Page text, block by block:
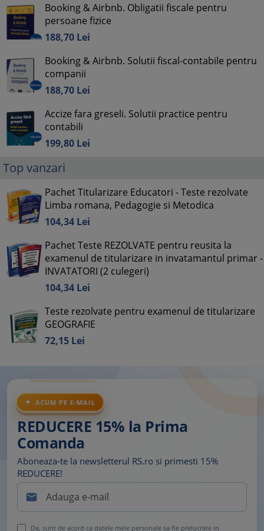
Booking & Airbnb. Obligatii fiscale pentru
persoane fizice
188,70 Lei
Booking & Airbnb. Solutii fiscal-contabile pentru
companii
188,70 Lei
Accize fara greseli. Solutii practice pentru
contabili
199,80 Lei
Top vanzari
Pachet Titularizare Educatori - Teste rezolvate
Limba romana, Pedagogie si Metodica
104,34 Lei
Pachet Teste REZOLVATE pentru reusita la
examenul de titularizare in invatamantul primar -
INVATATORI (2 culegeri)
104,34 Lei
Teste rezolvate pentru examenul de titularizare
GEOGRAFIE
72,15 Lei
ACUM PE E-MAIL
REDUCERE 15% la Prima
Comanda
Aboneaza-te la newsletterul RS.ro si primesti 15%
REDUCERE!

Da, sunt de acord ca datele mele personale sa fie prelucrate in